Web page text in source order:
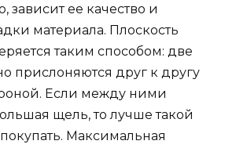
зависит ее качество и
материала. Плоскость
таким способом: две
прислоняются друг к другу
Если между ними
щель, то лучше такой
Максимальная